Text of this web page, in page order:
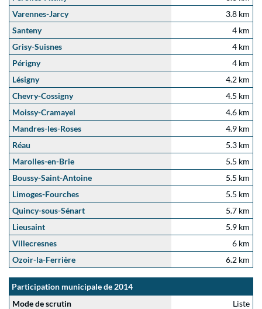
Varennes-Jarcy
3.8 km
Santeny
4 km
Grisy-Suisnes
4 km
Périgny
4 km
Lésigny
4.2 km
Chevry-Cossigny
4.5 km
Moissy-Cramayel
4.6 km
Mandres-les-Roses
4.9 km
Réau
5.3 km
Marolles-en-Brie
5.5 km
Boussy-Saint-Antoine
5.5 km
Limoges-Fourches
5.5 km
Quincy-sous-Sénart
5.7 km
Lieusaint
5.9 km
Villecresnes
6 km
Ozoir-la-Ferrière
6.2 km
Participation municipale de 2014
Mode de scrutin
Liste